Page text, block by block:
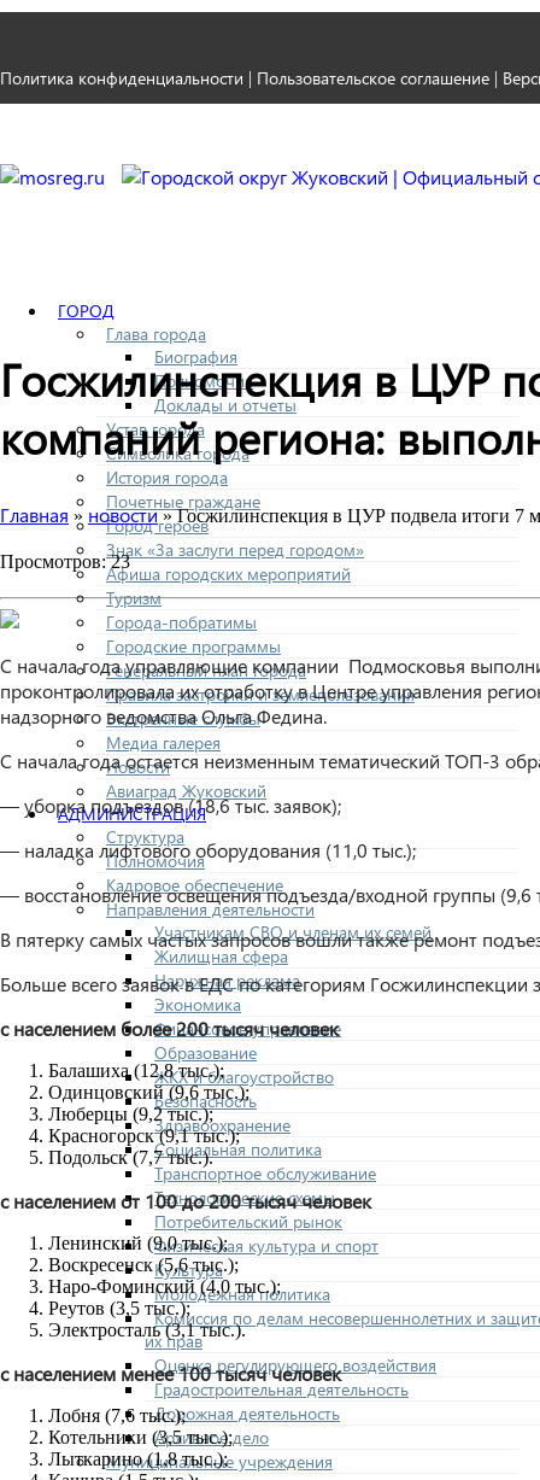
Политика конфиденциальности | Пользовательское соглашение |
ГОРОД
Глава города
Биография
Полномочия
Доклады и отчеты
Устав города
Символика города
История города
Почетные граждане
Город героев
Знак «За заслуги перед городом»
Афиша городских мероприятий
Туризм
Города-побратимы
Городские программы
Генеральный план города
Правила застройки и землепользования
Экстренные службы
Медиа галерея
Новости
Авиаград Жуковский
АДМИНИСТРАЦИЯ
Структура
Полномочия
Кадровое обеспечение
Направления деятельности
Участникам СВО и членам их семей
Жилищная сфера
Наружная реклама
Экономика
Финансовое управление
Образование
ЖКХ и благоустройство
Безопасность
Здравоохранение
Социальная политика
Транспортное обслуживание
Технологические схемы
Потребительский рынок
Физическая культура и спорт
Культура
Молодежная политика
Комиссия по делам несовершеннолетних и
их прав
Оценка регулирующего воздействия
Градостроительная деятельность
Дорожная деятельность
Архивное дело
Муниципальные учреждения
Госжилинспекция в ЦУР
компаний региона:
Главная » новости» Госжилинспекция в ЦУР подвела итоги 7
Просмотров: 23
С начала года управляющие компании Подмосковья
проконтролировала их отработку в Центре управления
надзорного ведомства Ольга Федина.
С начала года остается неизменным тематический ТОП-3
— уборка подъездов (18,6 тыс. заявок);
— наладка лифтового оборудования (11,0 тыс.);
— восстановление освещения подъезда/входной группы (9,6
В пятерку самых частых запросов вошли также ремонт
Больше всего заявок в ЕДС по категориям
с населением более 200 тысяч человек
Балашиха (12,8 тыс.);
Одинцовский (9,6 тыс.);
Люберцы (9,2 тыс.);
Красногорск (9,1 тыс.);
Подольск (7,7 тыс.).
с населением от 100 до 200 тысяч человек
Ленинский (9,0 тыс.);
Воскресенск (5,6 тыс.);
Наро-Фоминский (4,0 тыс.);
Реутов (3,5 тыс.);
Электросталь (3,1 тыс.).
с населением менее 100 тысяч человек
Лобня (7,6 тыс.);
Котельники (3,5 тыс.);
Лыткарино (1,8 тыс.);